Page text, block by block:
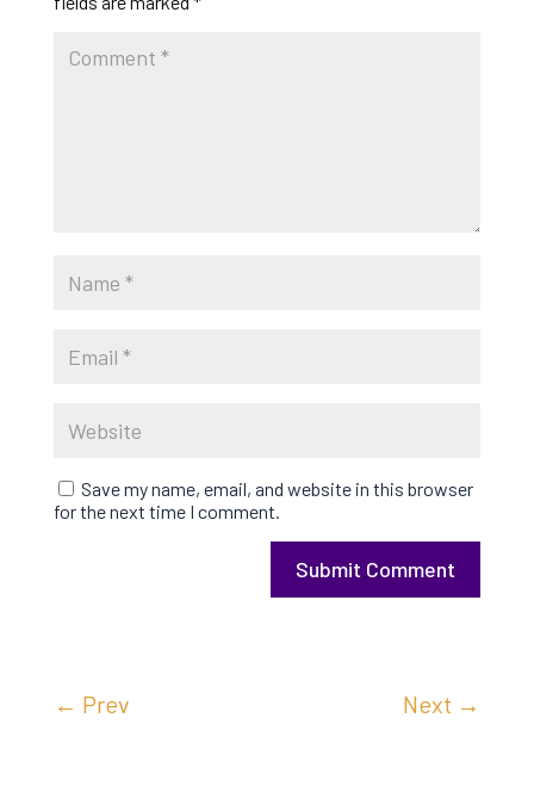
Save my name, email, and website in this browser
for the next time I comment.
Submit Comment
← Prev Next →